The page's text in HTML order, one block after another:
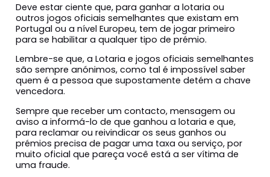
Deve estar ciente que, para ganhar a lotaria ou
outros jogos oficiais semelhantes que existam em
Portugal ou a nível Europeu, tem de jogar primeiro
para se habilitar a qualquer tipo de prémio.
Lembre-se que, a Lotaria e jogos oficiais semelhantes
são sempre anónimos, como tal é impossível saber
quem é a pessoa que supostamente detém a chave
vencedora.
Sempre que receber um contacto, mensagem ou
aviso a informá-lo de que ganhou a lotaria e que,
para reclamar ou reivindicar os seus ganhos ou
prémios precisa de pagar uma taxa ou serviço, por
muito oficial que pareça você está a ser vítima de
uma fraude.